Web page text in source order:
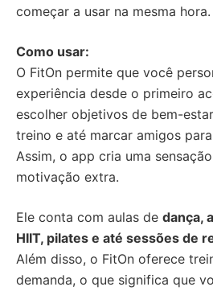
começar a usar na mesma hora.
Como usar:
O FitOn permite que você
experiência desde o primeiro
escolher objetivos de bem-
treino e até marcar amigos
Assim, o app cria uma
motivação extra.
Ele conta com aulas de dança,
HIIT, pilates e até sessões de
Além disso, o FitOn oferece
demanda, o que significa que